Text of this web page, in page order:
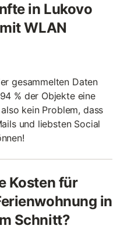
in Lukovo
WLAN
gesammelten Daten
% der Objekte eine
kein Problem, dass
und liebsten Social
Kosten für
in
Schnitt?